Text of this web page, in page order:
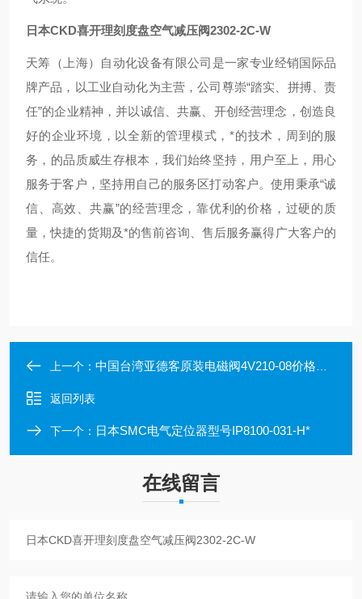
日本CKD喜开理刻度盘空气减压阀2302-2C-W
天筹（上海）自动化设备有限公司是一家专业经销国际品
牌产品，以工业自动化为主营，公司尊崇“踏实、拼搏、责
任”的企业精神，并以诚信、共赢、开创经营理念，创造良
好的企业环境，以全新的管理模式，*的技术，周到的服
务，的品质威生存根本，我们始终坚持，用户至上，用心
服务于客户，坚持用自己的服务区打动客户。使用秉承“诚
信、高效、共赢”的经营理念，靠优利的价格，过硬的质
量，快捷的货期及*的售前咨询、售后服务赢得广大客户的
信任。
上一个： 中国台湾亚德客原装电磁阀4V210-08价格低出货快
返回列表
下一个： 日本SMC电气定位器型号IP8100-031-H*
在线留言